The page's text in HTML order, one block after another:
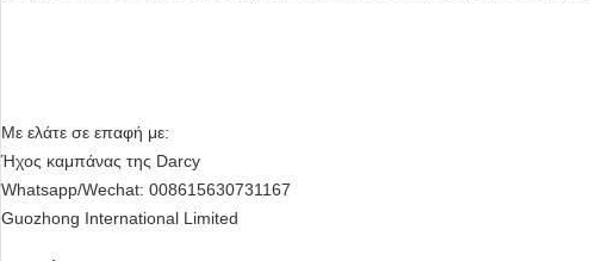
Με ελάτε σε επαφή με:
Ήχος καμπάνας της Darcy
Whatsapp/Wechat: 008615630731167
Guozhong International Limited